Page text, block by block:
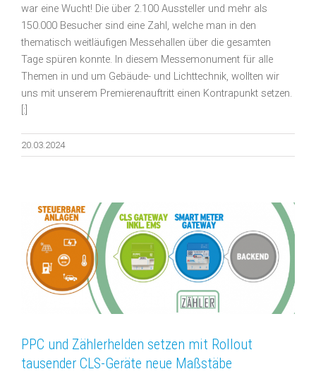
war eine Wucht! Die über 2.100 Aussteller und mehr als
150.000 Besucher sind eine Zahl, welche man in den
thematisch weitläufigen Messehallen über die gesamten
Tage spüren konnte. In diesem Messemonument für alle
Themen in und um Gebäude- und Lichttechnik, wollten wir
uns mit unserem Premierenauftritt einen Kontrapunkt setzen.
[:]
20.03.2024
PPC und Zählerhelden setzen mit Rollout
tausender CLS-Geräte neue Maßstäbe